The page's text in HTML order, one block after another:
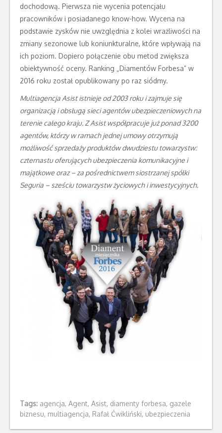
dochodową. Pierwsza nie wycenia potencjału
pracowników i posiadanego know-how. Wycena na
podstawie zysków nie uwzględnia z kolei wrażliwości na
zmiany sezonowe lub koniunkturalne, które wpływają na
ich poziom. Dopiero połączenie obu metod zwiększa
obiektywność oceny. Ranking „Diamentów Forbesa” w
2016 roku został opublikowany po raz siódmy.
Multiagencja Asist istnieje od 2003 roku i zajmuje się
organizacją i obsługą sieci agentów ubezpieczeniowych na
terenie całego kraju. Z Asist współpracuje już ponad 3200
agentów, którzy w ramach jednej umowy otrzymują
możliwość sprzedaży produktów dwudziestu towarzystw:
czternastu oferujących ubezpieczenia komunikacyjne i
majątkowe oraz – za pośrednictwem siostrzanej spółki
Seguria – sześciu towarzystw życiowych i inwestycyjnych.
Tags: agencja, Agent, Asist, diamenty forbesa, gazele
biznesu, multiagencja, Rafał Ćwikliński, ubezpieczenia